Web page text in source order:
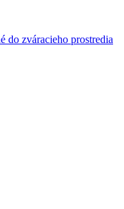
do zváracieho prostredia